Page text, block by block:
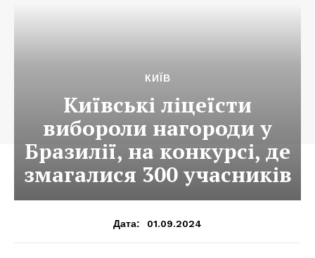
КИЇВ
Київські ліцеїсти
вибороли нагороди у
Бразилії, на конкурсі, де
змагалися 300 учасників
Дата: 01.09.2024